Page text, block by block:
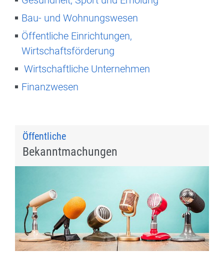
Bau- und Wohnungswesen
Öffentliche Einrichtungen,
Wirtschaftsförderung
Wirtschaftliche Unternehmen
Finanzwesen
Öffentliche
Bekanntmachungen